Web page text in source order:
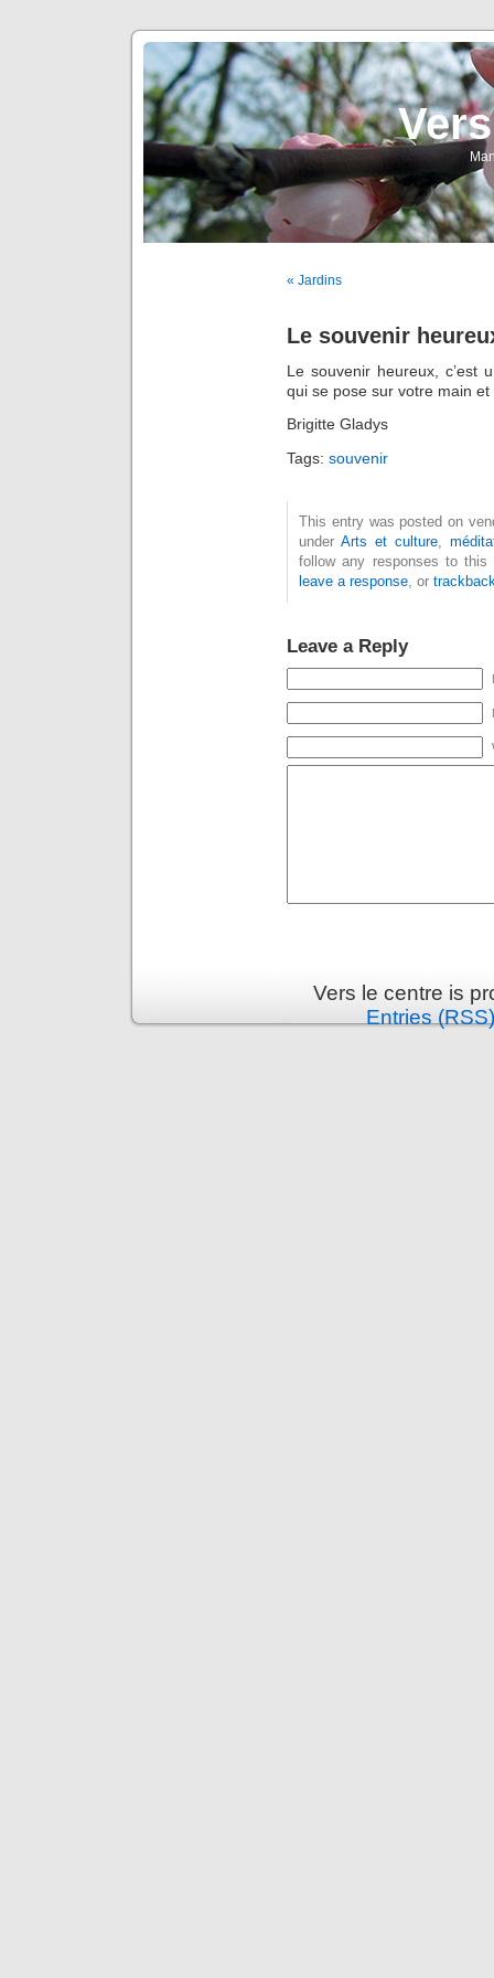
« Jardins
Le souvenir
Le souvenir heureux, c’est
qui se pose sur votre main
Brigitte Gladys
Tags: souvenir
This entry was posted on
under Arts et culture
follow any responses to
leave a response , or
Leave a Reply
Vers le centre is
Entries (RSS)